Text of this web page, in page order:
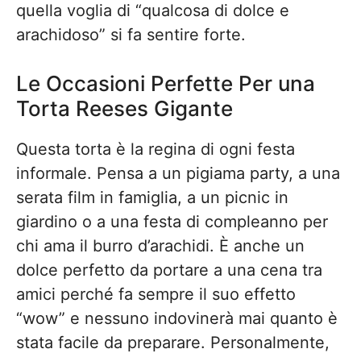
quella voglia di “qualcosa di dolce e
arachidoso” si fa sentire forte.
Le Occasioni Perfette Per una
Torta Reeses Gigante
Questa torta è la regina di ogni festa
informale. Pensa a un pigiama party, a una
serata film in famiglia, a un picnic in
giardino o a una festa di compleanno per
chi ama il burro d’arachidi. È anche un
dolce perfetto da portare a una cena tra
amici perché fa sempre il suo effetto
“wow” e nessuno indovinerà mai quanto è
stata facile da preparare. Personalmente,